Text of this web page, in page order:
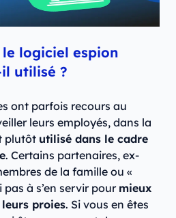
logiciel espion
utilisé ?
ont parfois recours au
leurs employés, dans la
plutôt utilisé dans le cadre
. Certains partenaires, ex-
de la famille ou «
pas à s’en servir pour mieux
proies. Si vous en êtes